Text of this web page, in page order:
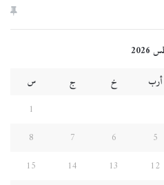
أرب خ ج
س
1
5
6
7
8
12
13
14
15